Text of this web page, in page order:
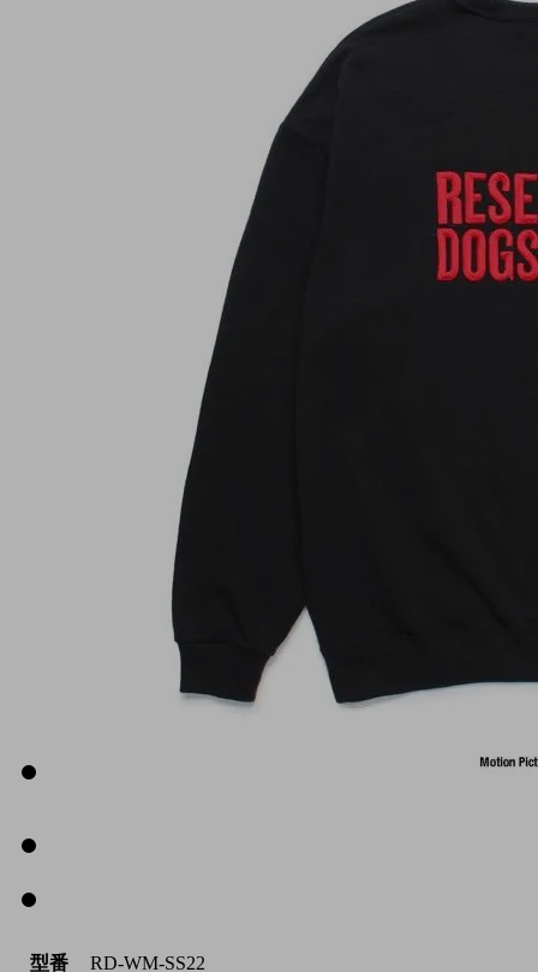
型番
RD-WM-SS22